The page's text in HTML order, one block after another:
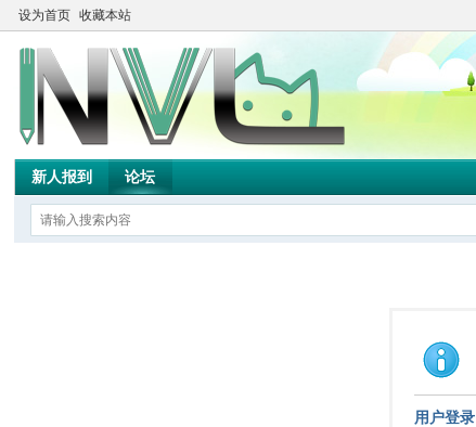
设为首页 收藏本站
新人报到 论坛
用户登录